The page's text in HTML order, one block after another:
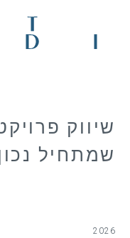
שיווק
שמתחיל
2026